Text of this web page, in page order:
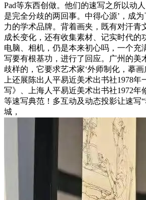
Pad等东西创做。他们的速写之所以动
是完全分歧的两回事。中得心源’，成
力的学术品牌。背着画夹，既有对汗青
成长变化，还有收集素材、记实时代的
电脑、相机，仍是本来初心吗，一个充
写要有根基功，进行了回应。广州的美
歧样的，它要求艺术家‘外师制化，摹
上还展陈出人平易近美术出书社1978
写》、上海人平易近美术出书社1972年
等速写典范！多互动及动态投影让速写
城，